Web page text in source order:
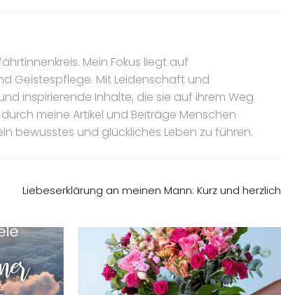
Mein Fokus liegt auf
Geistespflege. Mit Leidenschaft und
inspirierende Inhalte, die sie auf ihrem Weg
meine Artikel und Beiträge Menschen
bewusstes und glückliches Leben zu führen.
Liebeserklärung an meinen Mann: Kurz und herzlich